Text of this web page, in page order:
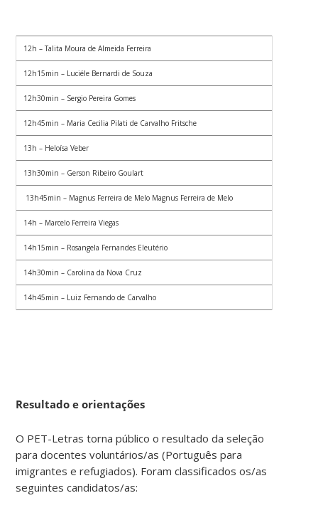
12h – Talita Moura de Almeida Ferreira
12h15min – Luciéle Bernardi de Souza
12h30min – Sergio Pereira Gomes
12h45min – Maria Cecilia Pilati de Carvalho Fritsche
13h – Heloísa Veber
13h30min – Gerson Ribeiro Goulart
13h45min – Magnus Ferreira de Melo Magnus Ferreira de Melo
14h – Marcelo Ferreira Viegas
14h15min – Rosangela Fernandes Eleutério
14h30min – Carolina da Nova Cruz
14h45min – Luiz Fernando de Carvalho
Resultado e orientações
O PET-Letras torna público o resultado da seleção
para docentes voluntários/as (Português para
imigrantes e refugiados). Foram classificados os/as
seguintes candidatos/as: